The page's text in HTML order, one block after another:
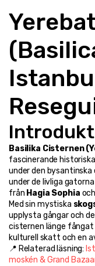
Basilika Cisternen
fascinerande
under den
under de livliga gatorna
från Hagia Sophia och
Med sin mystiska
upplysta gångar och
cisternen länge fångat
kulturell skatt och en
📍 Relaterad läsning:
moskén & Grand